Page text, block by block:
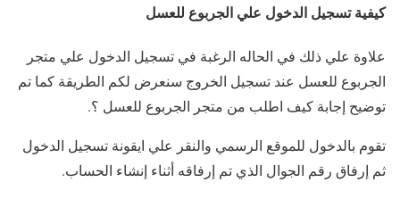
كيفية تسجيل الدخول علي الجربوع للعسل
علاوة علي ذلك في الحاله الرغبة في تسجيل الدخول علي متجر
الجربوع للعسل عند تسجيل الخروج سنعرض لكم الطريقة كما تم
توضيح إجابة كيف اطلب من متجر الجربوع للعسل ؟.
تقوم بالدخول للموقع الرسمي والنقر علي ايقونة تسجيل الدخول
ثم إرفاق رقم الجوال الذي تم إرفاقه أثناء إنشاء الحساب.